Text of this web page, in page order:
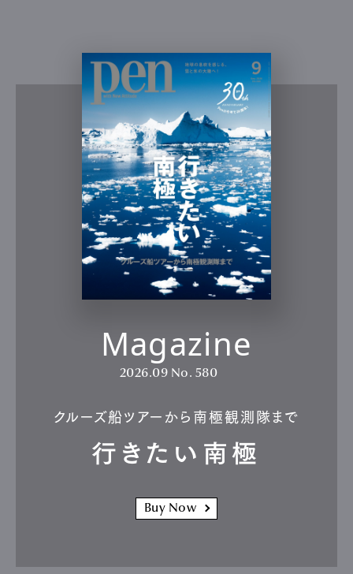
Magazine
2026.09 No. 580
クルーズ船ツアーから南極観測隊まで
行きたい南極
Buy Now